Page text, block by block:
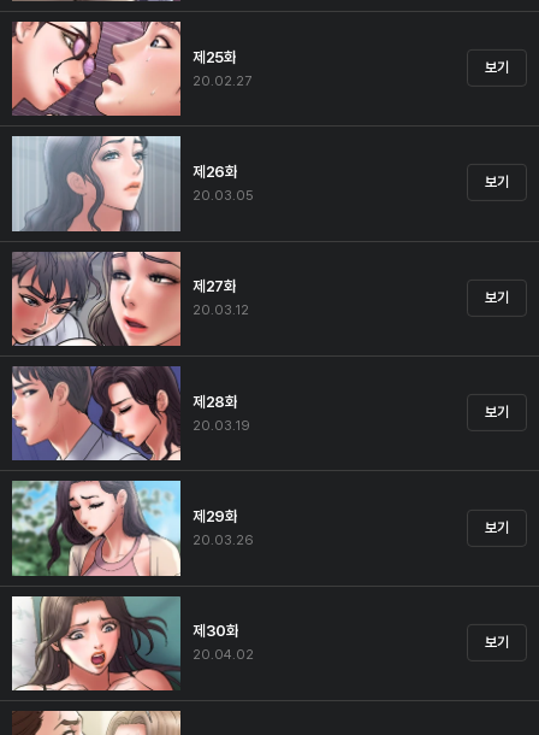
제25화
20.02.27
보기
제26화
20.03.05
보기
제27화
20.03.12
보기
제28화
20.03.19
보기
제29화
20.03.26
보기
제30화
20.04.02
보기